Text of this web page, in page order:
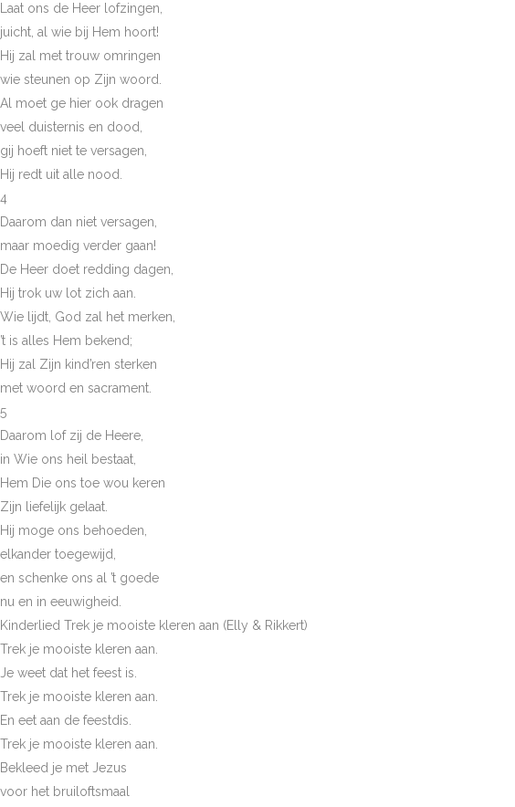
Laat ons de Heer lofzingen,
juicht, al wie bij Hem hoort!
Hij zal met trouw omringen
wie steunen op Zijn woord.
Al moet ge hier ook dragen
veel duisternis en dood,
gij hoeft niet te versagen,
Hij redt uit alle nood.
4
Daarom dan niet versagen,
maar moedig verder gaan!
De Heer doet redding dagen,
Hij trok uw lot zich aan.
Wie lijdt, God zal het merken,
’t is alles Hem bekend;
Hij zal Zijn kind’ren sterken
met woord en sacrament.
5
Daarom lof zij de Heere,
in Wie ons heil bestaat,
Hem Die ons toe wou keren
Zijn liefelijk gelaat.
Hij moge ons behoeden,
elkander toegewijd,
en schenke ons al ’t goede
nu en in eeuwigheid.
Kinderlied Trek je mooiste kleren aan (Elly & Rikkert)
Trek je mooiste kleren aan.
Je weet dat het feest is.
Trek je mooiste kleren aan.
En eet aan de feestdis.
Trek je mooiste kleren aan.
Bekleed je met Jezus
voor het bruiloftsmaal